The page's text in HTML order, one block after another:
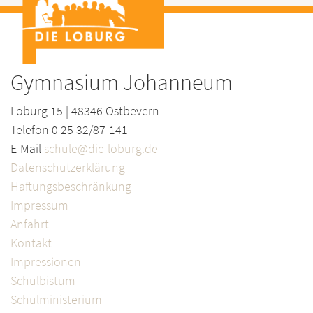
Gymnasium Johanneum
Loburg 15 | 48346 Ostbevern
Telefon 0 25 32/87-141
E-Mail schule@die-loburg.de
Datenschutzerklärung
Haftungsbeschränkung
Impressum
Anfahrt
Kontakt
Impressionen
Schulbistum
Schulministerium